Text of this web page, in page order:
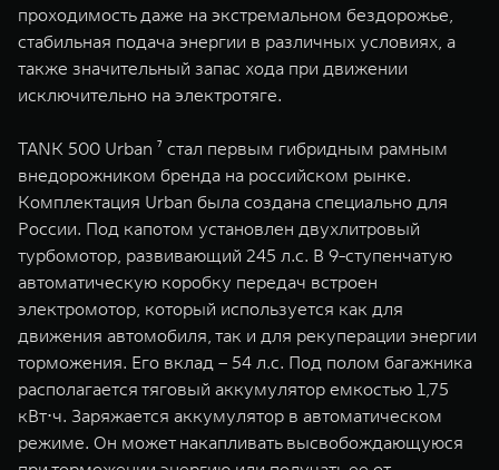
проходимость даже на экстремальном бездорожье,
стабильная подача энергии в различных условиях, а
также значительный запас хода при движении
исключительно на электротяге.
TANK 500 Urban ⁷ стал первым гибридным рамным
внедорожником бренда на российском рынке.
Комплектация Urban была создана специально для
России. Под капотом установлен двухлитровый
турбомотор, развивающий 245 л.с. В 9-ступенчатую
автоматическую коробку передач встроен
электромотор, который используется как для
движения автомобиля, так и для рекуперации энергии
торможения. Его вклад – 54 л.с. Под полом багажника
располагается тяговый аккумулятор емкостью 1,75
кВт⋅ч. Заряжается аккумулятор в автоматическом
режиме. Он может накапливать высвобождающуюся